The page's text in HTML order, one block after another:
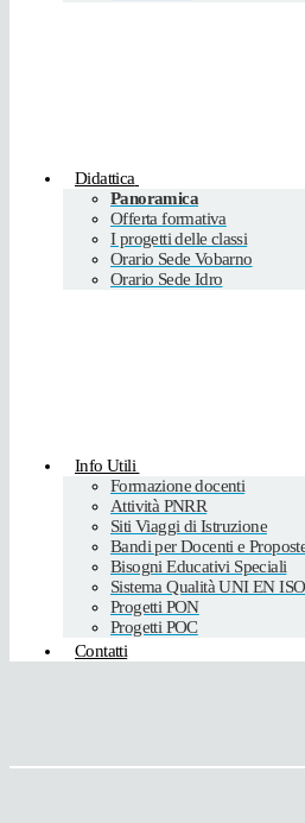
Didattica
Panoramica
Offerta formativa
I progetti delle classi
Orario Sede Vobarno
Orario Sede Idro
Info Utili
Formazione docenti
Attività PNRR
Siti Viaggi di Istruzione
Bandi per Docenti e
Bisogni Educativi Speciali
Sistema Qualità UNI EN
Progetti PON
Progetti POC
Contatti